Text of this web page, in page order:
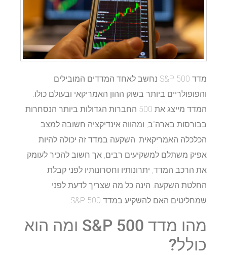
מדד S&P 500 נחשב לאחד המדדים המובילים
והפופולריים ביותר בשוק ההון האמריקאי ובעולם כולו.
המדד מייצג את 500 החברות הגדולות ביותר הנסחרות
בבורסות בארה"ב, ומהווה אינדיקציה חשובה למצב
הכלכלה האמריקאית. השקעה במדד זה יכולה להיות
אפיק משתלם למשקיעים רבים, אך חשוב להכיר לעומק
את הרכב המדד, יתרונותיו וחסרונותיו לפני קבלת
החלטת השקעה. הינה כל מה שצריך לדעת לפני
שמחליטים האם להשקיע במדד S&P 500.
מהו מדד S&P 500 ומה הוא
כולל?